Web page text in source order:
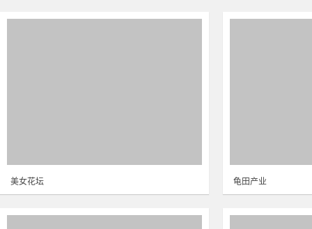
美女花坛 龟田产业